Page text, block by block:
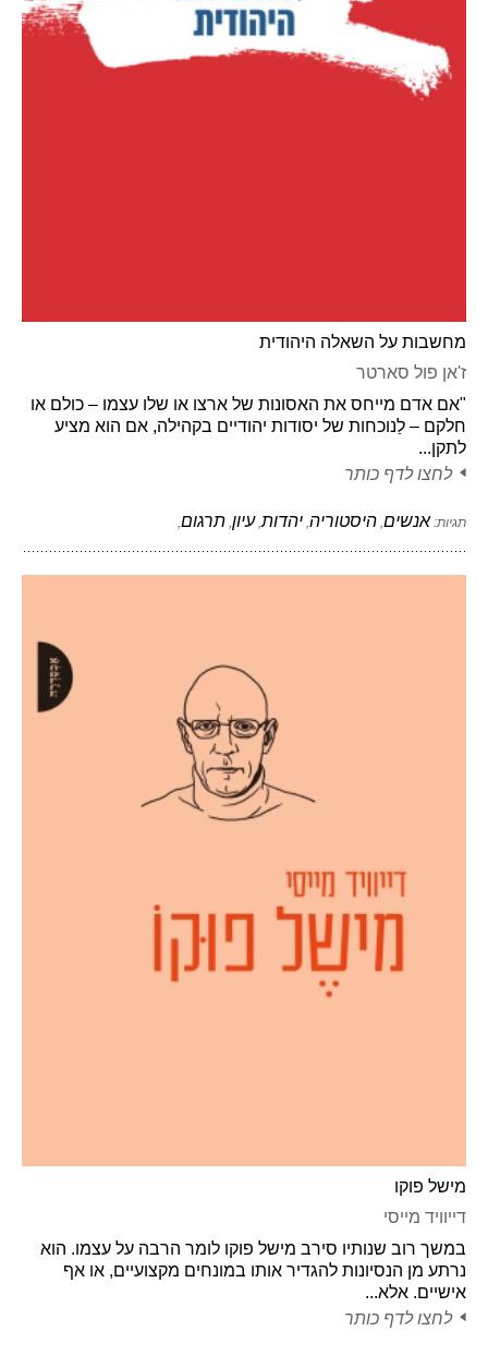
מחשבות על השאלה היהודית
ז'אן פול סארטר
"אם אדם מייחס את האסונות של ארצו או שלו עצמו – כולם או
חלקם – לַנוכחות של יסודות יהודיים בקהילה, אם הוא מציע
לתקן...
לחצו לדף כותר
תגיות: אנשים, היסטוריה, יהדות,עיון, תרגום,
מישל פוקו
דייוויד מייסי
במשך רוב שנותיו סירב מישל פוקו לומר הרבה על עצמו. הוא
נרתע מן הנסיונות להגדיר אותו במונחים מקצועיים, או אף
אישיים. אלא...
לחצו לדף כותר